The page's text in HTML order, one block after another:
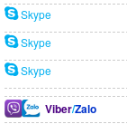
Skype
Skype
Skype
Viber/Zalo